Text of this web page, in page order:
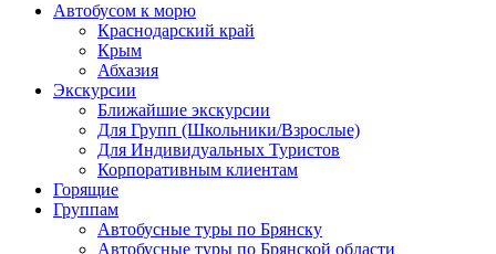
Автобусом к морю
Краснодарский край
Крым
Абхазия
Экскурсии
Ближайшие экскурсии
Для Групп (Школьники/Взрослые)
Для Индивидуальных Туристов
Корпоративным клиентам
Горящие
Группам
Автобусные туры по Брянску
Автобусные туры по Брянской области